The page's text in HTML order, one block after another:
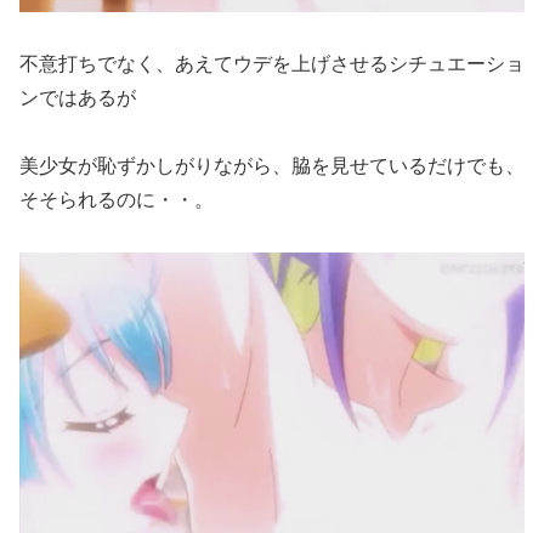
不意打ちでなく、あえてウデを上げさせるシチュエーショ
ンではあるが
美少女が恥ずかしがりながら、脇を見せているだけでも、
そそられるのに・・。